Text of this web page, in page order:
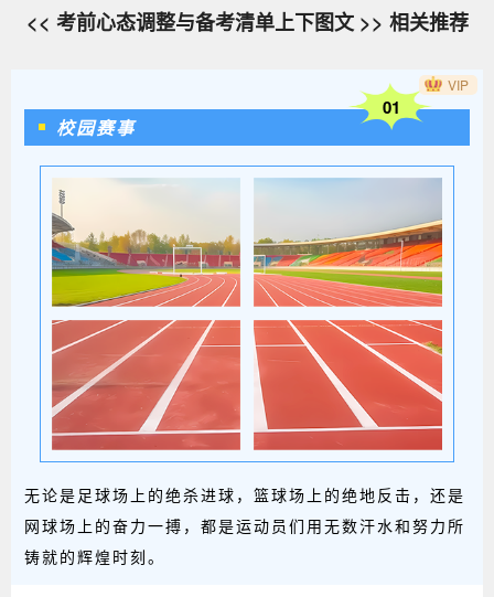
<< 考前心态调整与备考清单上下图文 >> 相关推荐
01
校园赛事
无论是足球场上的绝杀进球，篮球场上的绝地反击，还是
网球场上的奋力一搏，都是运动员们用无数汗水和努力所
铸就的辉煌时刻。
VIP